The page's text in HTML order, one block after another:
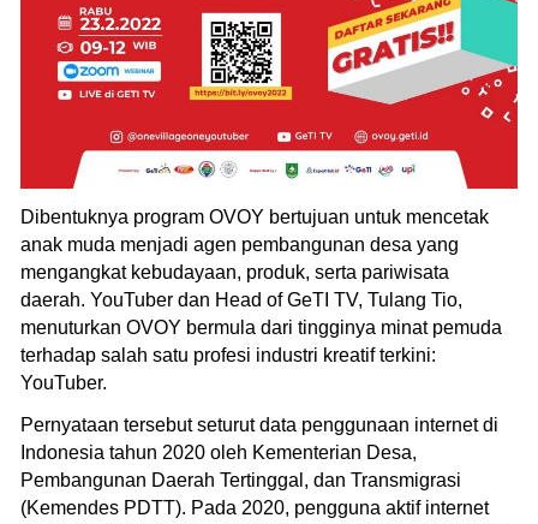
Dibentuknya program OVOY bertujuan untuk mencetak
anak muda menjadi agen pembangunan desa yang
mengangkat kebudayaan, produk, serta pariwisata
daerah. YouTuber dan Head of GeTI TV, Tulang Tio,
menuturkan OVOY bermula dari tingginya minat pemuda
terhadap salah satu profesi industri kreatif terkini:
YouTuber.
Pernyataan tersebut seturut data penggunaan internet di
Indonesia tahun 2020 oleh Kementerian Desa,
Pembangunan Daerah Tertinggal, dan Transmigrasi
(Kemendes PDTT). Pada 2020, pengguna aktif internet